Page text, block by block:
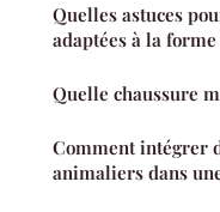
Quelles astuces
adaptées à la
Quelle chaussure
Comment intégrer
animaliers dans